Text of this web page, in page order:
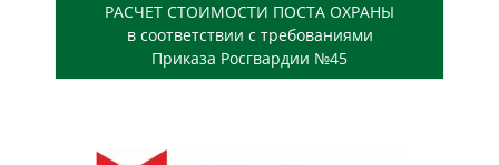
РАСЧЕТ СТОИМОСТИ ПОСТА ОХРАНЫ
в соответствии с требованиями
Приказа Росгвардии №45